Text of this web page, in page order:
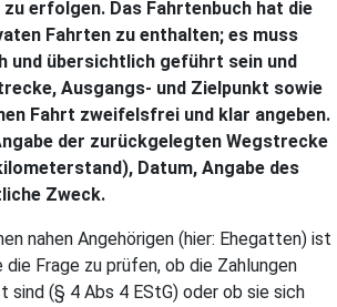
erfolgen. Das Fahrtenbuch hat die
Fahrten zu enthalten; es muss
und übersichtlich geführt sein und
Ausgangs- und Zielpunkt sowie
Fahrt zweifelsfrei und klar angeben.
der zurückgelegten Wegstrecke
Datum, Angabe des
Zweck.
nahen Angehörigen (hier: Ehegatten) ist
Frage zu prüfen, ob die Zahlungen
sind (§ 4 Abs 4 EStG) oder ob sie sich